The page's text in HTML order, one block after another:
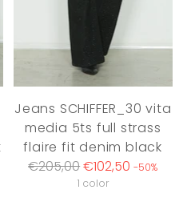
Jeans SCHIFFER_30 vita
media 5ts full strass
flaire fit denim black
Regular
€205,00€102,50 -50%
1 color